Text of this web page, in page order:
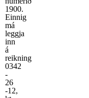
1900.
Einnig
má
leggja
inn
á
reikning
0342
-
26
-12,